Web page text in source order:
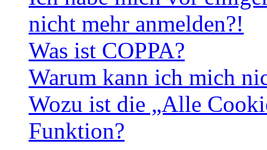
nicht mehr anmelden?!
Was ist COPPA?
Warum kann ich mich
Wozu ist die „Alle
Funktion?